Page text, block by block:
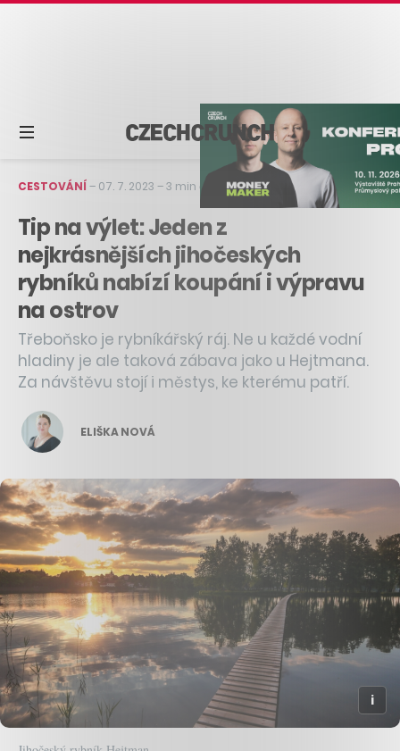
CESTOVÁNÍ– 07. 7. 2023 –3 min čtení
Tip na výlet: Jeden z
nejkrásnějších jihočeských
rybníků nabízí koupání i výpravu
na ostrov
Třeboňsko je rybníkářský ráj. Ne u každé vodní
hladiny je ale taková zábava jako u Hejtmana.
Za návštěvu stojí i městys, ke kterému patří.
ELIŠKA NOVÁ